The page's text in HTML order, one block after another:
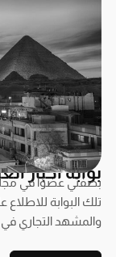
بوابة أخبار
بصفتي عضوًا في مجلس
تلك البوابة للاطلاع
والمشهد التجاري في